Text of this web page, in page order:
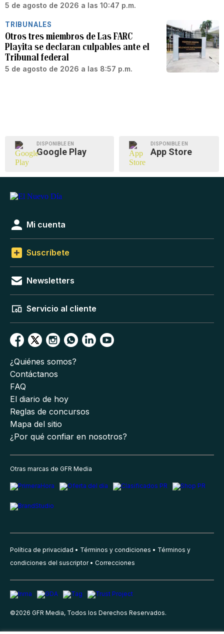
5 de agosto de 2026 a las 10:47 p.m.
TRIBUNALES
Otros tres miembros de Las FARC
Playita se declaran culpables ante el
Tribunal federal
5 de agosto de 2026 a las 8:57 p.m.
DISPONIBLE EN
Google Play
DISPONIBLE EN
App Store
Mi cuenta
Suscríbete
Newsletters
Servicio al cliente
¿Quiénes somos?
Contáctanos
FAQ
El diario de hoy
Reglas de concursos
Mapa del sitio
¿Por qué confiar en nosotros?
Otras marcas de GFR Media
Política de privacidad Términos y condiciones
Términos y
condiciones del suscriptor
Correcciones
©2026 GFR Media, Todos los Derechos Reservados.